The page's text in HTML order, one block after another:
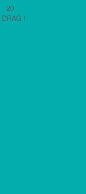
- 20
!